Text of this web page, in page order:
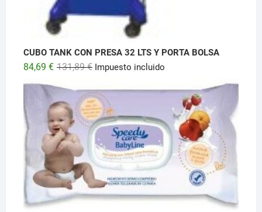
CUBO TANK CON PRESA 32 LTS Y PORTA BOLSA
131,89€ El
original
era:
131,89 €.
84,69 €
El
actual
es:
84,69 €.
Impuesto incluido